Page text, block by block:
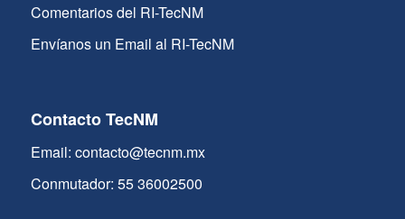
Comentarios del RI-TecNM
Envíanos un Email al RI-TecNM
Contacto TecNM
Email: contacto@tecnm.mx
Conmutador: 55 36002500